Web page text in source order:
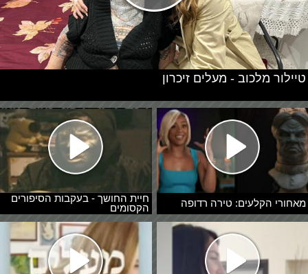
מאחורי הקלעים: טירה רדופה
חיית החושך - בעקבות הסיפורים
הקסומים
טיילור מלכוב - מעלים זיכרון